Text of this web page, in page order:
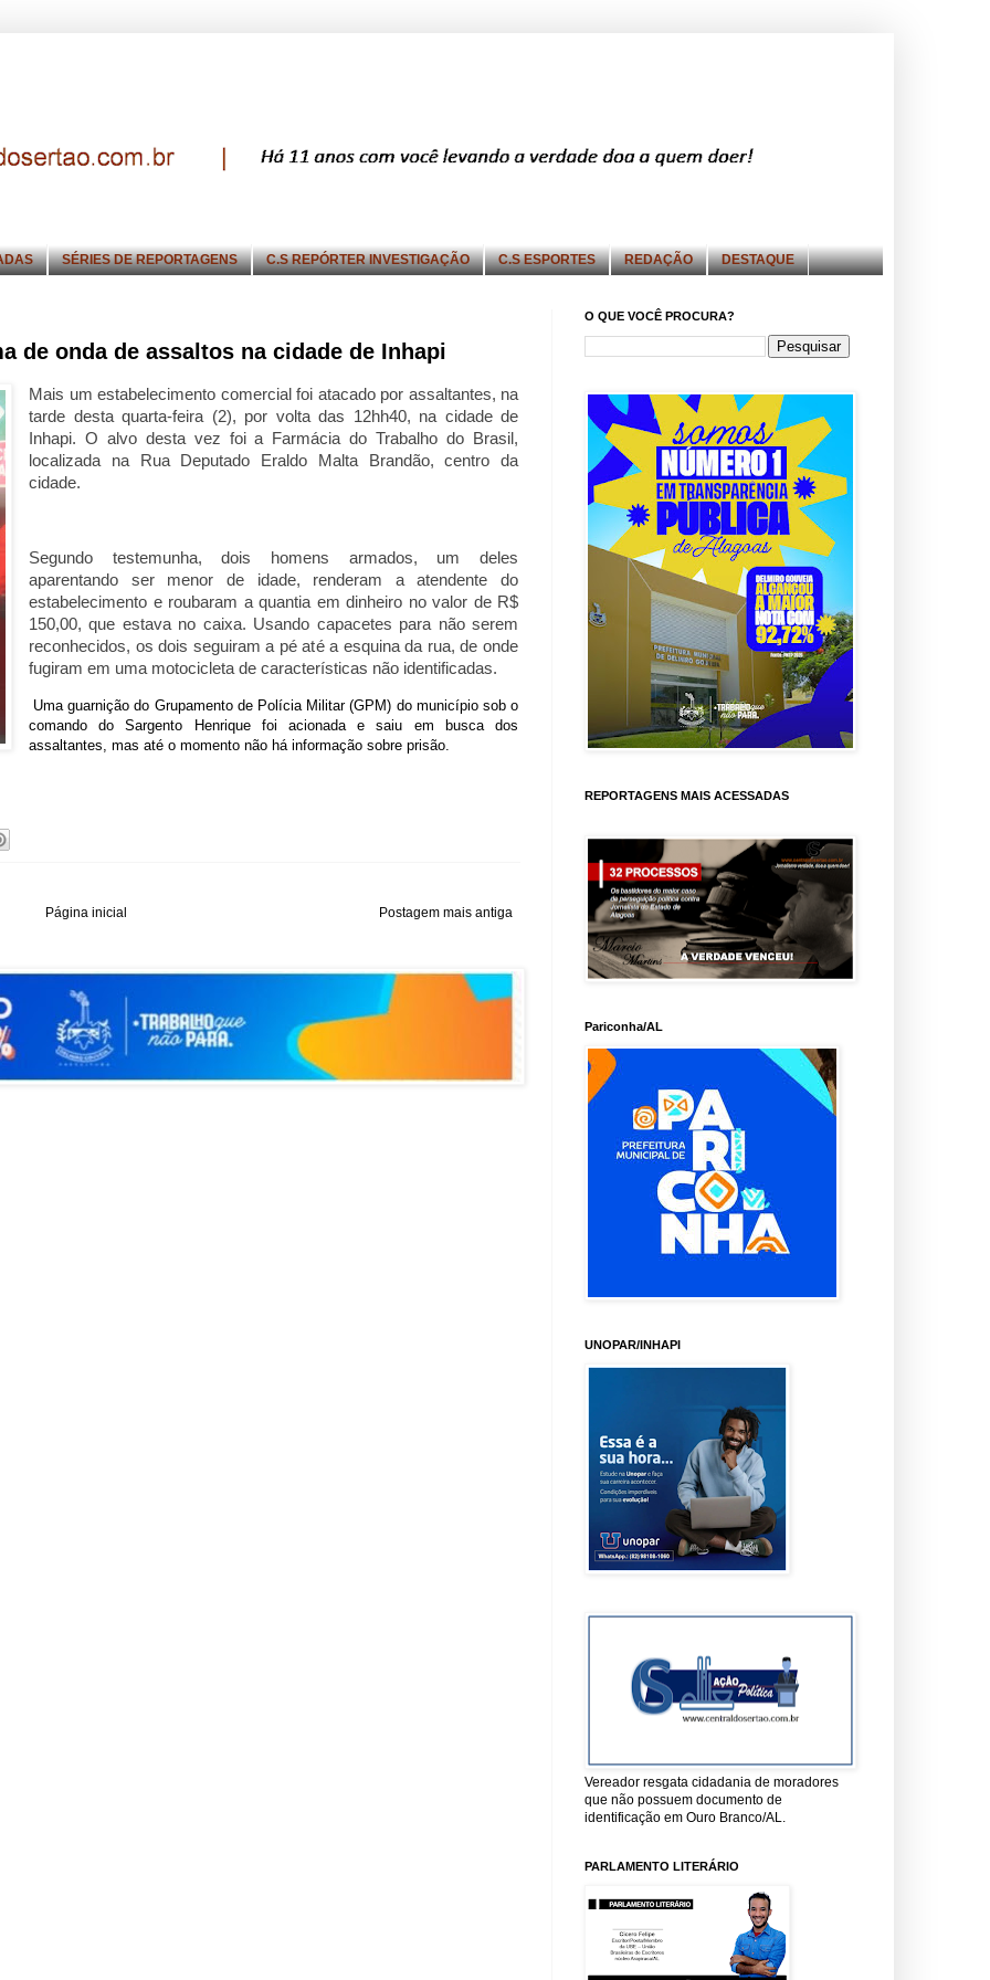
SÉRIES DE REPORTAGENS C.S REPÓRTER INVESTIGAÇÃO C.S ESPORTES REDAÇÃO DESTAQUE
de onda de assaltos na cidade de Inhapi
Mais um estabelecimento comercial foi atacado por assaltantes, na
tarde desta quarta-feira (2), por volta das 12hh40, na cidade de
Inhapi. O alvo desta vez foi a Farmácia do Trabalho do Brasil,
localizada na Rua Deputado Eraldo Malta Brandão, centro da
cidade.
Segundo testemunha, dois homens armados, um deles
aparentando ser menor de idade, renderam a atendente do
estabelecimento e roubaram a quantia em dinheiro no valor de R$
150,00, que estava no caixa. Usando capacetes para não serem
reconhecidos, os dois seguiram a pé até a esquina da rua, de onde
fugiram em uma motocicleta de características não identificadas.
Uma guarnição do Grupamento de Polícia Militar (GPM) do município sob o
comando do Sargento Henrique foi acionada e saiu em busca dos
assaltantes, mas até o momento não há informação sobre prisão.
Postagem mais antiga
Página inicial
O QUE VOCÊ PROCURA?
REPORTAGENS MAIS ACESSADAS
Pariconha/AL
UNOPAR/INHAPI
Vereador resgata cidadania de moradores
que não possuem documento de
identificação em Ouro Branco/AL.
PARLAMENTO LITERÁRIO